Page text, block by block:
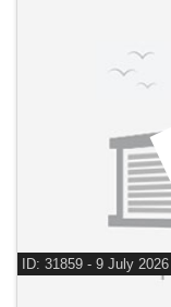
ID: 31859 - 9 July 2026